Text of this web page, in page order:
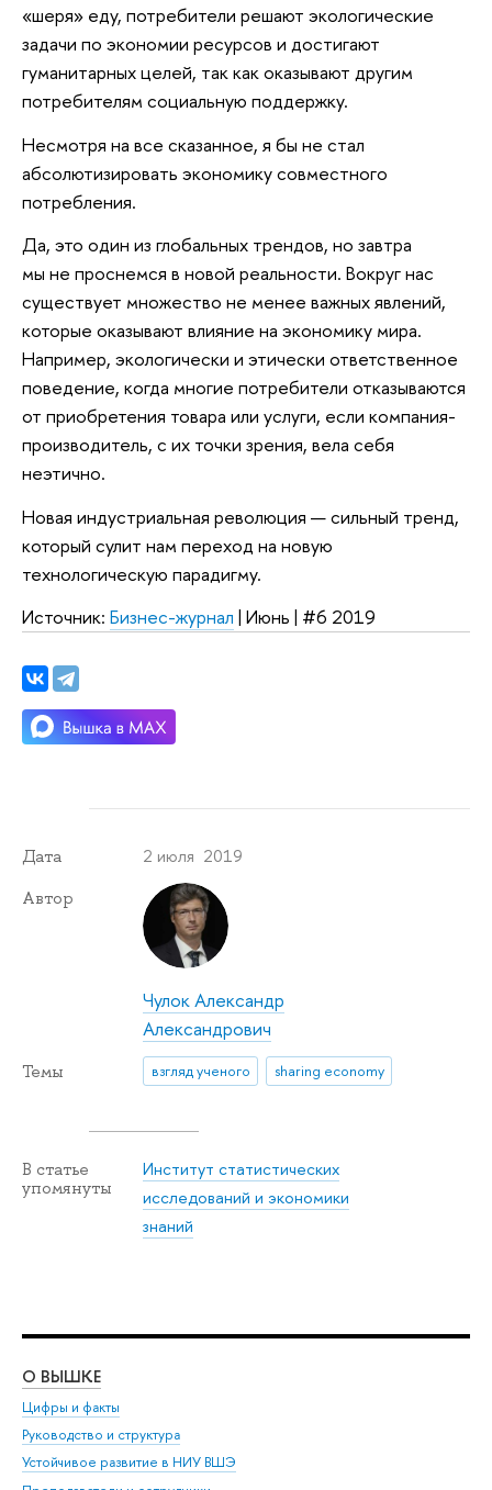
«шеря» еду, потребители решают экологические
задачи по экономии ресурсов и достигают
гуманитарных целей, так как оказывают другим
потребителям социальную поддержку.
Несмотря на все сказанное, я бы не стал
абсолютизировать экономику совместного
потребления.
Да, это один из глобальных трендов, но завтра
мы не проснемся в новой реальности. Вокруг нас
существует множество не менее важных явлений,
которые оказывают влияние на экономику мира.
Например, экологически и этически ответственное
поведение, когда многие потребители отказываются
от приобретения товара или услуги, если компания-
производитель, с их точки зрения, вела себя
неэтично.
Новая индустриальная революция — сильный тренд,
который сулит нам переход на новую
технологическую парадигму.
Источник: Бизнес-журнал | Июнь | #6 2019
Дата 2 июля 2019
Автор
Чулок Александр
Александрович
Темы взгляд ученого sharing economy
В статье
упомянуты
Институт статистических
исследований и экономики
знаний
О ВЫШКЕ
Цифры и факты
Руководство и структура
Устойчивое развитие в НИУ ВШЭ